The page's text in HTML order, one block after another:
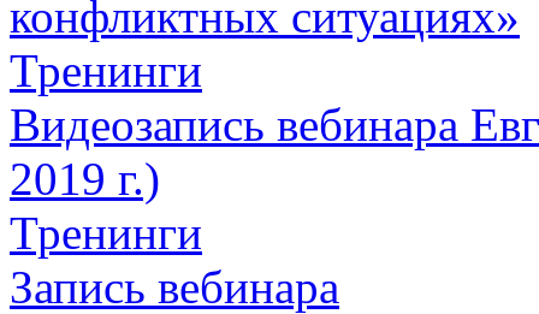
конфликтных ситуациях»
Тренинги
Видеозапись вебинара
2019 г.)
Тренинги
Запись вебинара